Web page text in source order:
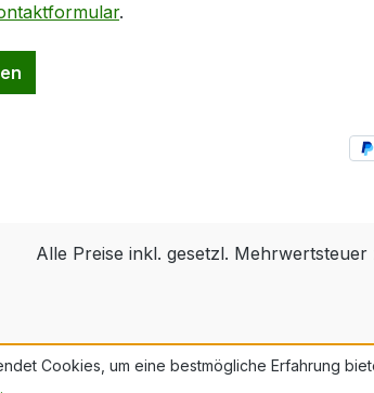
.
Alle Preise inkl. gesetzl. Mehrwertsteuer
Cookies, um eine bestmögliche Erfahrung